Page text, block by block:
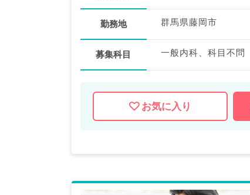
勤務地 群馬県藤岡市
募集科目 一般内科、科目不問
お気に入り